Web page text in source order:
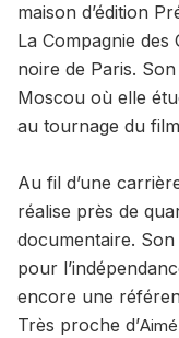
maison d’édition
La Compagnie
noire de Paris.
Moscou où elle
au tournage du film
Au fil d’une
réalise près de
documentaire. Son
pour
encore une
Très proche d’